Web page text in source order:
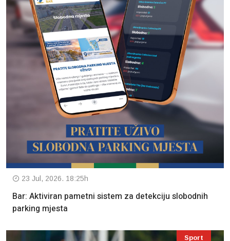
23 Jul, 2026. 18:25h
Bar: Aktiviran pametni sistem za detekciju slobodnih
parking mjesta
Sport